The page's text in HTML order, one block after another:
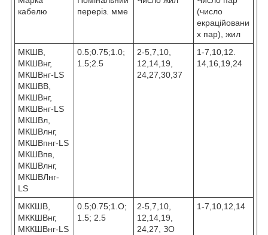
кабелю
переріз. мме
(число
екраційовани
х пар), жил
МКШВ,
МКШВнг,
МКШВнг-LS
МКШВВ,
МКШВнг,
МКШВнг-LS
МКШВл,
МКШВлнг,
МКШВпнг-LS
МКШВпв,
МКШВлнг,
МКШВЛнг-
LS
0.5;0.75;1.0;
1.5;2.5
2-5,7,10,
12,14,19,
24,27,30,37
1-7,10,12.
14,16,19,24
МККШВ,
МККШВнг,
МККШВнг-LS
0.5;0.75;1.О;
1.5; 2.5
2-5,7,10,
12,14,19,
24,27, ЗО
1-7,10,12,14